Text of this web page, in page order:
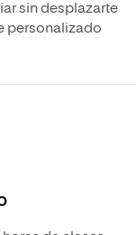
sin desplazarte
personalizado